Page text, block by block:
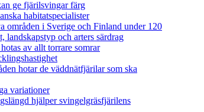
ge fjärilsvingar färg
habitatspecialister
områden i Sverige och Finland under 120
landskapstyp och arters särdrag
av allt torrare somrar
hotar de väddnätfjärilar som ska
variationer
hjälper svingelgräsfjärilens